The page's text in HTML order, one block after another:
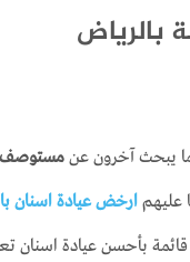
يبحث آخرون عن مستوصف
عليهم ارخض عيادة اسنان
بأحسن عيادة